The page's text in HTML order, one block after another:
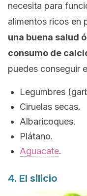
necesita para
alimentos ricos en
una buena salud
consumo de
puedes conseguir
Legumbres
Ciruelas secas.
Albaricoques.
Plátano.
Aguacate.
4. El silicio